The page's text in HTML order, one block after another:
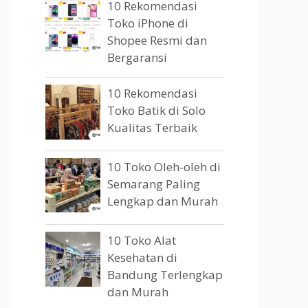
10 Rekomendasi
Toko iPhone di
Shopee Resmi dan
Bergaransi
10 Rekomendasi
Toko Batik di Solo
Kualitas Terbaik
10 Toko Oleh-oleh di
Semarang Paling
Lengkap dan Murah
10 Toko Alat
Kesehatan di
Bandung Terlengkap
dan Murah